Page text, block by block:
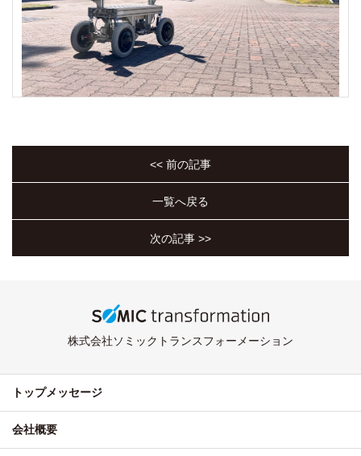
<< 前の記事
一覧へ戻る
次の記事 >>
株式会社ソミックトランスフォーメーション
トップメッセージ
会社概要